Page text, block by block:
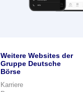
Weitere Websites der
Gruppe Deutsche
Börse
Karriere